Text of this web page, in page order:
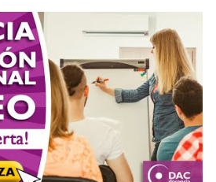
docencia para el empleo en DAC
docencia para el empleo en
docencia para el empleo en